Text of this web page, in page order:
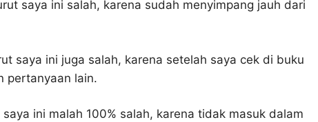
saya ini salah, karena sudah menyimpang jauh dari
saya ini juga salah, karena setelah saya cek di buku
pertanyaan lain.
saya ini malah 100% salah, karena tidak masuk dalam